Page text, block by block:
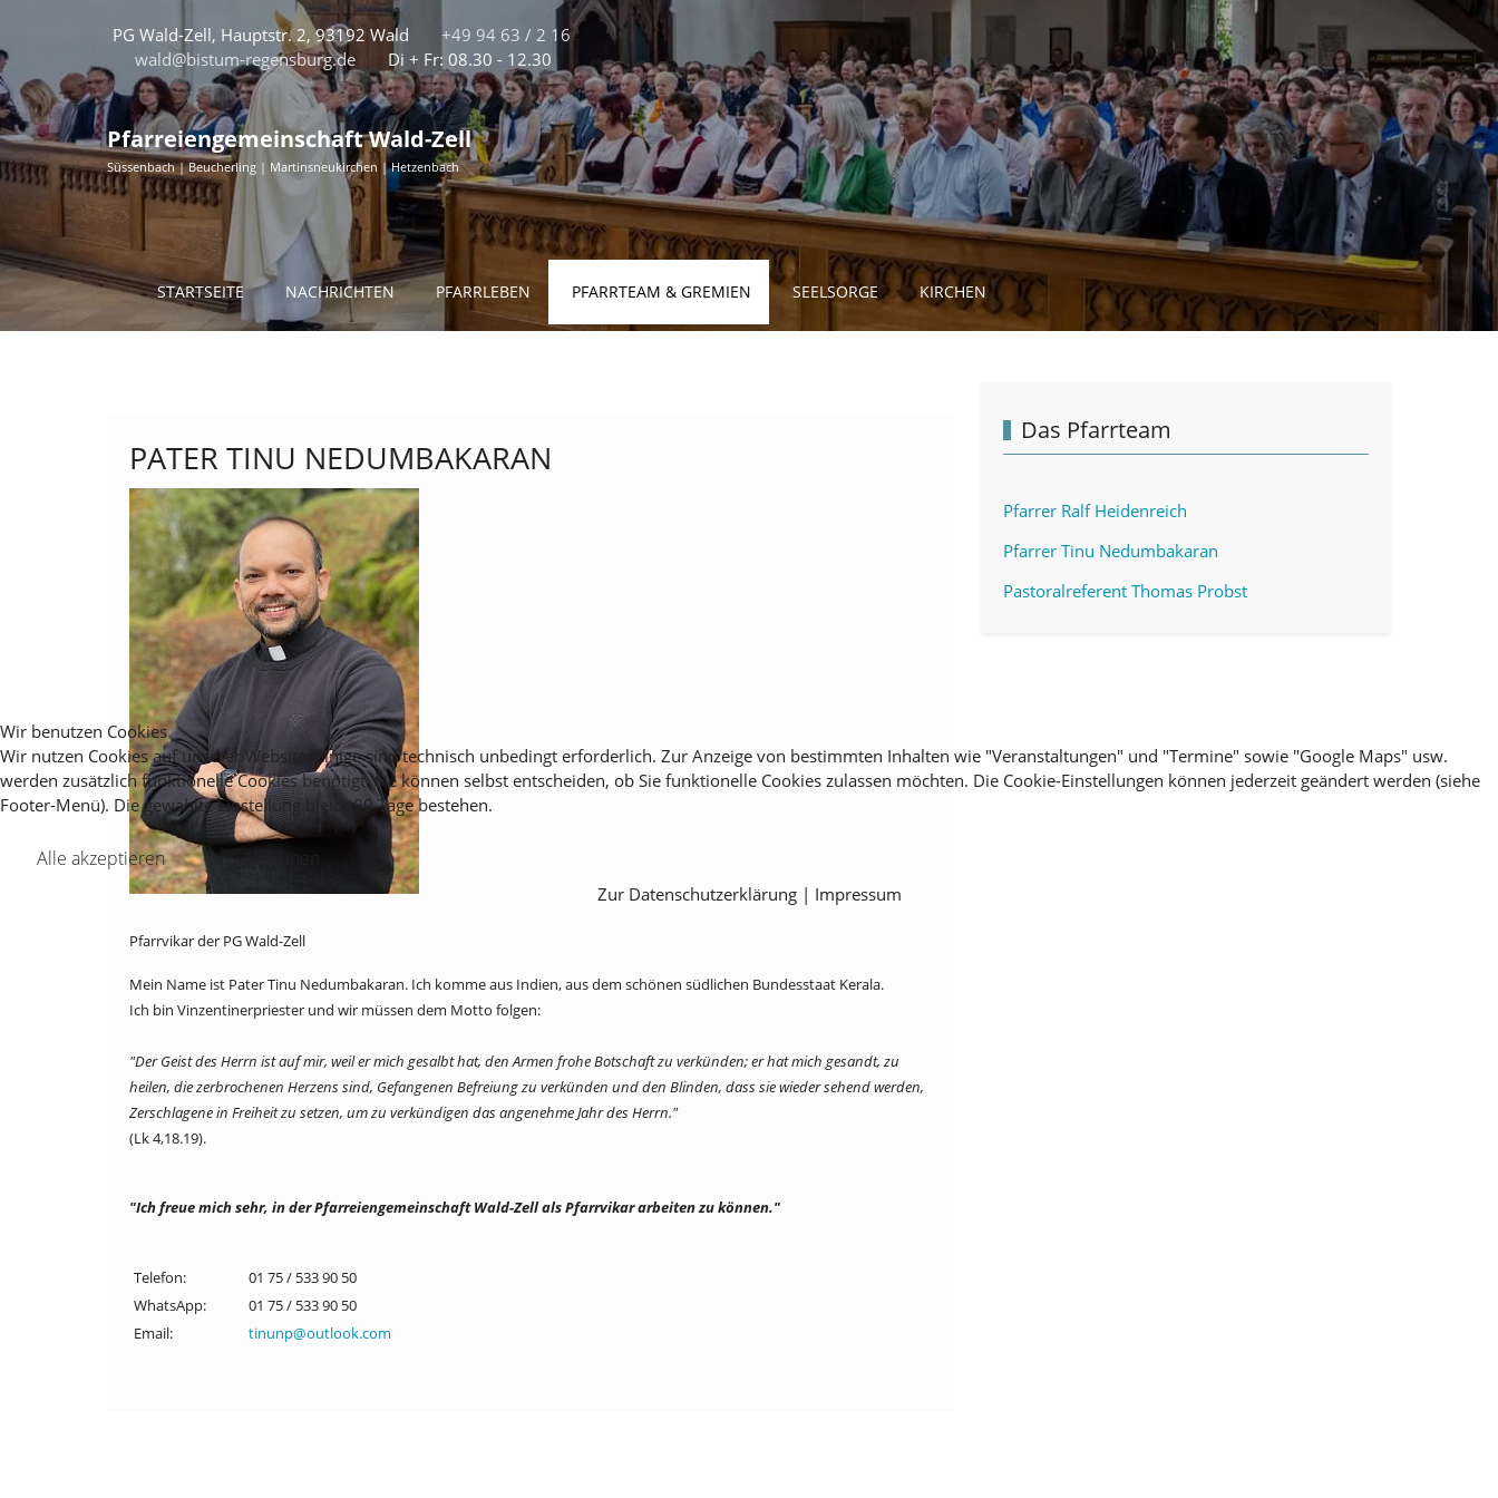
PG Wald-Zell, Hauptstr. 2, 93192 Wald
+49 94 63 / 2 16
wald@bistum-regensburg.de
Di + Fr: 08.30 - 12.30
Pfarreiengemeinschaft Wald-Zell
Süssenbach | Beucherling | Martinsneukirchen | Hetzenbach
STARTSEITE NACHRICHTEN PFARRLEBEN PFARRTEAM & GREMIEN SEELSORGE KIRCHEN
PATER TINU NEDUMBAKARAN
Pfarrvikar der PG Wald-Zell
Mein Name ist Pater Tinu Nedumbakaran. Ich komme aus Indien, aus dem schönen südlichen Bundesstaat Kerala.
Ich bin Vinzentinerpriester und wir müssen dem Motto folgen:
"Der Geist des Herrn ist auf mir, weil er mich gesalbt hat, den Armen frohe Botschaft zu verkünden; er hat mich gesandt, zu
heilen, die zerbrochenen Herzens sind, Gefangenen Befreiung zu verkünden und den Blinden, dass sie wieder sehend werden,
Zerschlagene in Freiheit zu setzen, um zu verkündigen das angenehme Jahr des Herrn."
(Lk 4,18.19).
"Ich freue mich sehr, in der Pfarreiengemeinschaft Wald-Zell als Pfarrvikar arbeiten zu können."
Telefon:
01 75 / 533 90 50
WhatsApp:
01 75 / 533 90 50
Email:
tinunp@outlook.com
Das Pfarrteam
Pfarrer Ralf Heidenreich
Pfarrer Tinu Nedumbakaran
Pastoralreferent Thomas Probst
Wir benutzen Cookies
Wir nutzen Cookies auf unserer Website. Einige sind technisch unbedingt erforderlich. Zur Anzeige von bestimmten Inhalten wie "Veranstaltungen" und "Termine" sowie "Google Maps" usw.
werden zusätzlich funktionelle Cookies benötigt. Sie können selbst entscheiden, ob Sie funktionelle Cookies zulassen möchten. Die Cookie-Einstellungen können jederzeit geändert werden (siehe
Footer-Menü). Die gewählte Einstellung bleibt 90 Tage bestehen.
Alle akzeptieren
Zur Datenschutzerklärung| Impressum